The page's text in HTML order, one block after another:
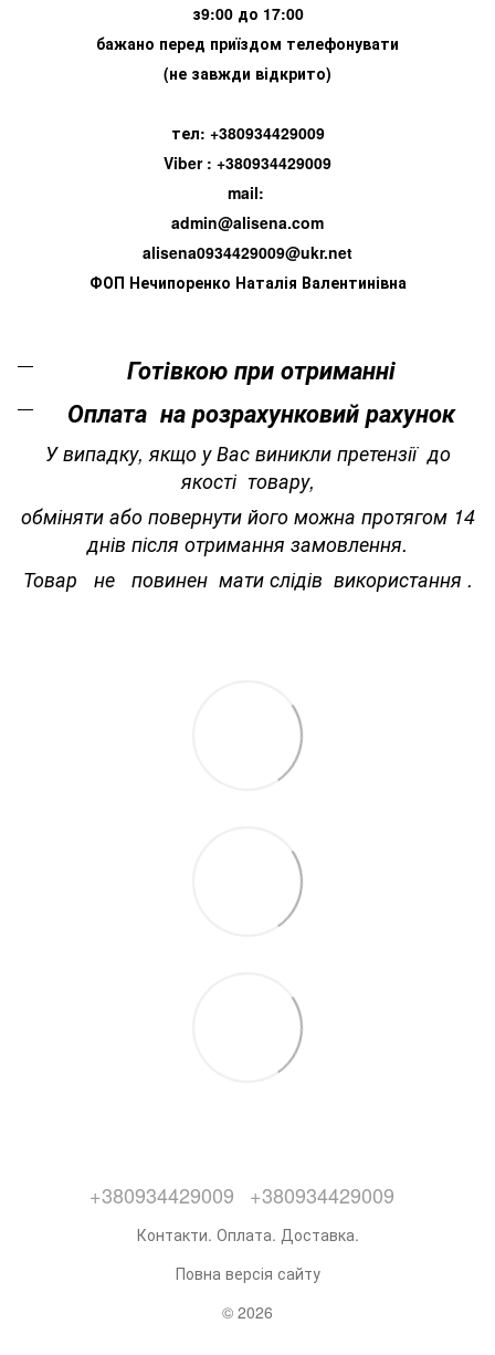
з9:00 до 17:00
бажано перед приїздом телефонувати
(не завжди відкрито)
тел: +380934429009
Viber : +380934429009
mail:
admin@alisena.com
alisena0934429009@ukr.net
ФОП Нечипоренко Наталія Валентинівна
Готівкою при отриманні
Оплата на розрахунковий рахунок
У випадку, якщо у Вас виникли претензії до
якості товару,
обміняти або повернути його можна протягом 14
днів після отримання замовлення.
Товар не повинен мати слідів використання .
+380934429009 +380934429009
Контакти. Оплата. Доставка.
Повна версія сайту
© 2026